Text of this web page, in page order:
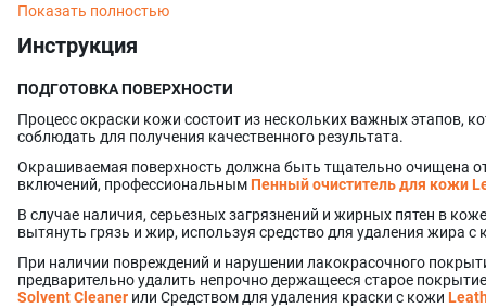
Мебельной кожи
Кожгалантереи
Не подходит для замши и нубука,
Состав чрезвычайно гибкий и никогда не треснет после
эластичным, не изменяя текстуру кожи.
Средство для ремонта и восстановления кожиLeather Colour
композиция ингредиентов, которая включает в себя:
кожи+Финишного покрытие+ Тактильные модификаторы.
получать надежный результат и высокие органолептические
Для усиления стойкости покрытия и придания ему еще более
настоятельно рекомендуем использовать Добавку-отвердитель
полиуретановых поверхностей) в пропорции 10-20% от объема.
Показать полностью
Инструкция
ПОДГОТОВКА ПОВЕРХНОСТИ
Процесс окраски кожи состоит из нескольких важных этапов,
соблюдать для получения качественного результата.
Окрашиваемая поверхность должна быть тщательно очищена
включений, профессиональным Пенный очиститель для кожи
В случае наличия, серьезных загрязнений и жирных пятен в
вытянуть грязь и жир, используя средство для удаления жира
При наличии повреждений и нарушении лакокрасочного
предварительно удалить непрочно держащееся старое
Solvent Cleaner или Средством для удаления краски с кожи